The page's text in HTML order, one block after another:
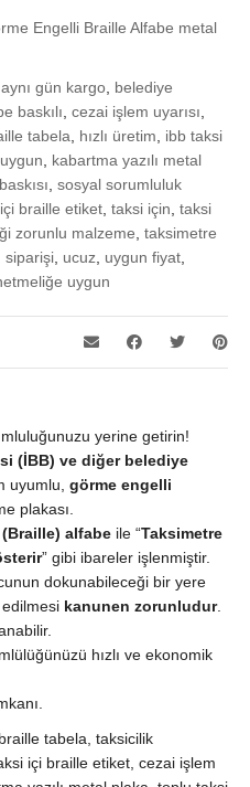
Engelli Braille Alfabe metal
aynı gün kargo belediye
baskılı cezai işlem uyarısı
tabela hızlı üretim
ibb taksi
kabartma yazılı metal
sosyal sorumluluk
braille etiket taksi için taksi
zorunlu malzeme taksimetre
siparişi ucuz uygun fiyat
uygun
yerine getirin!
(İBB) ve diğer belediye
uyumlu, görme engelli
plakası.
alfabe ile “Taksimetre
” gibi ibareler işlenmiştir.
dokunabileceği bir yere
kanunen zorunludur.
hızlı ve ekonomik
tabela, taksicilik
içi braille etiket, cezai işlem